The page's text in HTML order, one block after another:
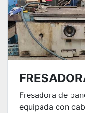
Fresadora de
equipada con